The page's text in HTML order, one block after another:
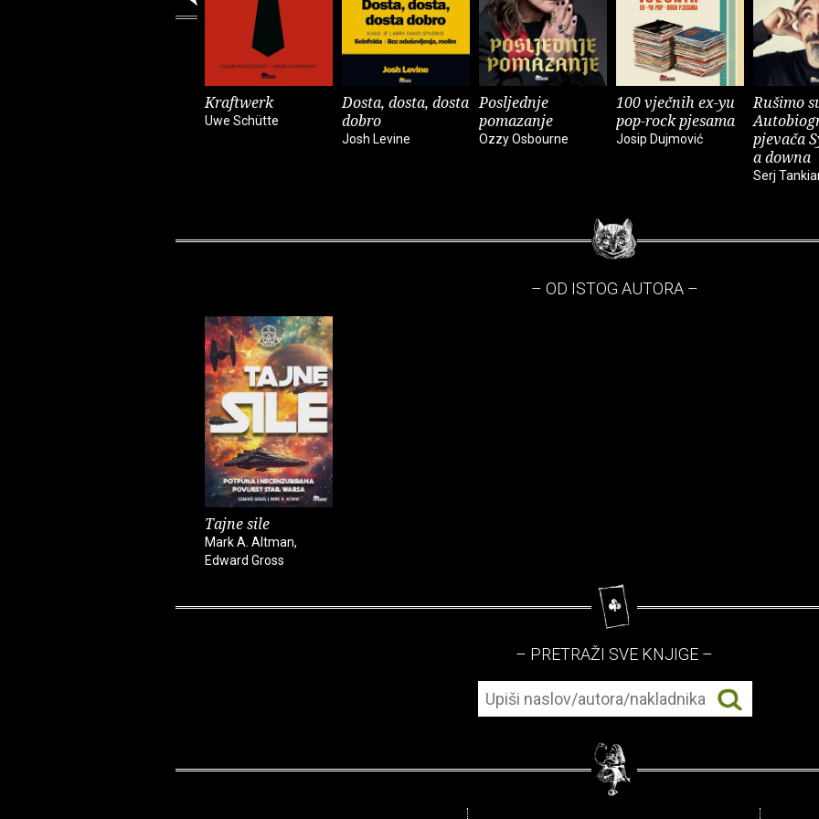
Kraftwerk
Uwe Schütte
Dosta, dosta, dosta
dobro
Josh Levine
Posljednje
pomazanje
Ozzy Osbourne
100 vječnih ex-yu
pop-rock pjesama
Josip Dujmović
Rušimo
pjevača
a downa
Serj
– OD ISTOG AUTORA –
Tajne sile
Mark A. Altman,
Edward Gross
– PRETRAŽI SVE KNJIGE –